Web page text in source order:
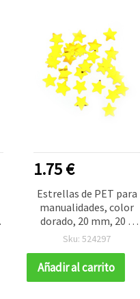
1.75 €
Estrellas de PET para
manualidades, color
dorado, 20 mm, 20 g
(aprox. 3000 uds.)
Sku: 524297
Añadir al carrito